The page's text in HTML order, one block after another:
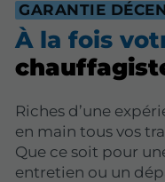
GARANTIE
À la fois
Riches d’une
en main tous vos
Que ce soit pour
entretien ou un